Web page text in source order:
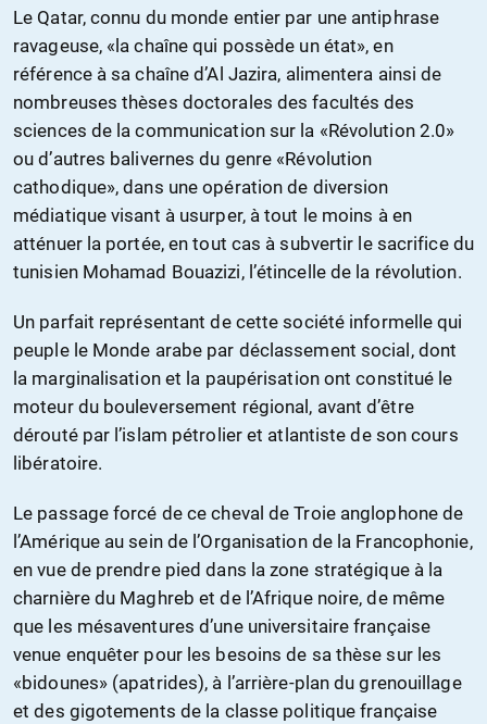
Le Qatar, connu du monde entier par une antiphrase
ravageuse, «la chaîne qui possède un état», en
référence à sa chaîne d’Al Jazira, alimentera ainsi de
nombreuses thèses doctorales des facultés des
sciences de la communication sur la «Révolution 2.0»
ou d’autres balivernes du genre «Révolution
cathodique», dans une opération de diversion
médiatique visant à usurper, à tout le moins à en
atténuer la portée, en tout cas à subvertir le sacrifice du
tunisien Mohamad Bouazizi, l’étincelle de la révolution.
Un parfait représentant de cette société informelle qui
peuple le Monde arabe par déclassement social, dont
la marginalisation et la paupérisation ont constitué le
moteur du bouleversement régional, avant d’être
dérouté par l’islam pétrolier et atlantiste de son cours
libératoire.
Le passage forcé de ce cheval de Troie anglophone de
l’Amérique au sein de l’Organisation de la Francophonie,
en vue de prendre pied dans la zone stratégique à la
charnière du Maghreb et de l’Afrique noire, de même
que les mésaventures d’une universitaire française
venue enquêter pour les besoins de sa thèse sur les
«bidounes» (apatrides), à l’arrière-plan du grenouillage
et des gigotements de la classe politique française